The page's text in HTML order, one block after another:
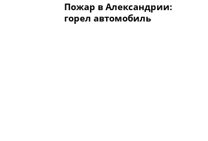
Пожар в Александрии:
горел автомобиль